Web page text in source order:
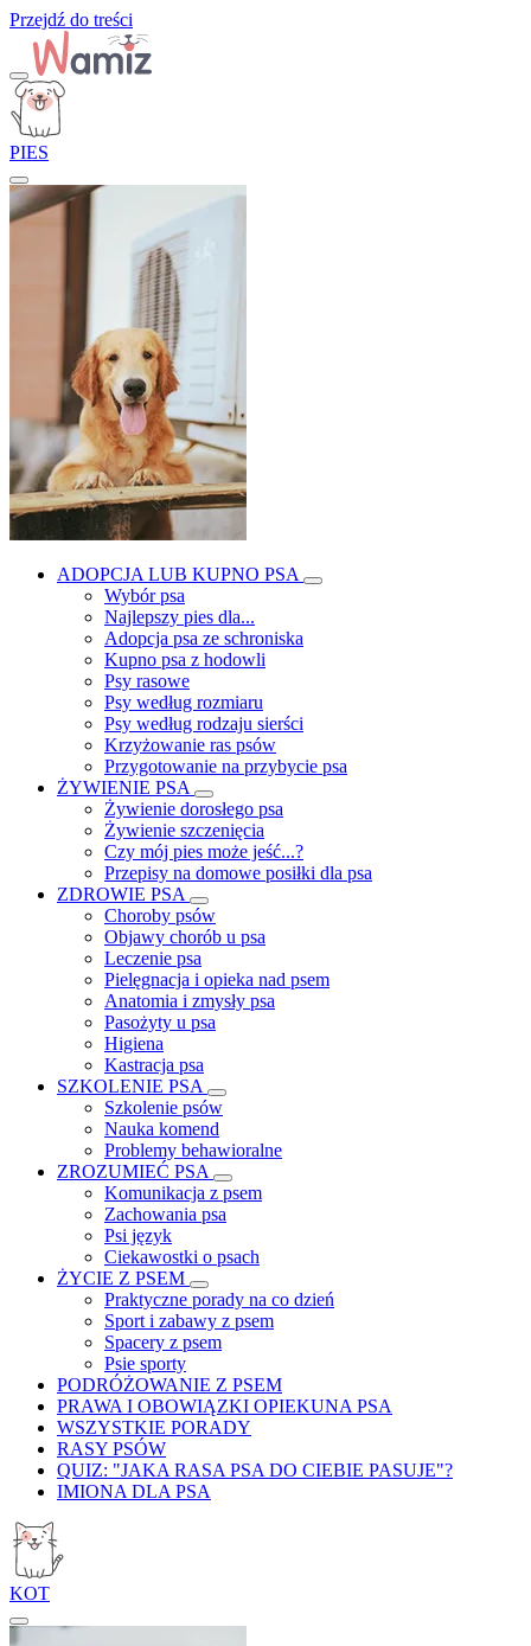
Przejdź do treści
PIES
ADOPCJA LUB KUPNO PSA
Wybór psa
Najlepszy pies dla...
Adopcja psa ze schroniska
Kupno psa z hodowli
Psy rasowe
Psy według rozmiaru
Psy według rodzaju sierści
Krzyżowanie ras psów
Przygotowanie na przybycie psa
ŻYWIENIE PSA
Żywienie dorosłego psa
Żywienie szczenięcia
Czy mój pies może jeść...?
Przepisy na domowe posiłki dla psa
ZDROWIE PSA
Choroby psów
Objawy chorób u psa
Leczenie psa
Pielęgnacja i opieka nad psem
Anatomia i zmysły psa
Pasożyty u psa
Higiena
Kastracja psa
SZKOLENIE PSA
Szkolenie psów
Nauka komend
Problemy behawioralne
ZROZUMIEĆ PSA
Komunikacja z psem
Zachowania psa
Psi język
Ciekawostki o psach
ŻYCIE Z PSEM
Praktyczne porady na co dzień
Sport i zabawy z psem
Spacery z psem
Psie sporty
PODRÓŻOWANIE Z PSEM
PRAWA I OBOWIĄZKI OPIEKUNA PSA
WSZYSTKIE PORADY
RASY PSÓW
QUIZ: "JAKA RASA PSA DO CIEBIE PASUJE"?
IMIONA DLA PSA
KOT